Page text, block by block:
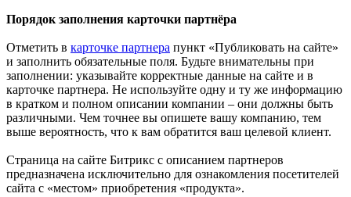
Порядок заполнения карточки партнёра
Отметить в карточке партнера пункт «Публиковать на сайте»
и заполнить обязательные поля. Будьте внимательны при
заполнении: указывайте корректные данные на сайте и в
карточке партнера. Не используйте одну и ту же информацию
в кратком и полном описании компании – они должны быть
различными. Чем точнее вы опишете вашу компанию, тем
выше вероятность, что к вам обратится ваш целевой клиент.
Страница на сайте Битрикс с описанием партнеров
предназначена исключительно для ознакомления посетителей
сайта с «местом» приобретения «продукта».